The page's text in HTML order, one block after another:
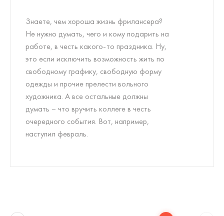
Знаете, чем хороша жизнь фрилансера?
Не нужно думать, чего и кому подарить на
работе, в честь какого-то праздника. Ну,
это если исключить возможность жить по
свободному графику, свободную форму
одежды и прочие прелести вольного
художника. А все остальные должны
думать – что вручить коллеге в честь
очередного события. Вот, например,
наступил февраль.